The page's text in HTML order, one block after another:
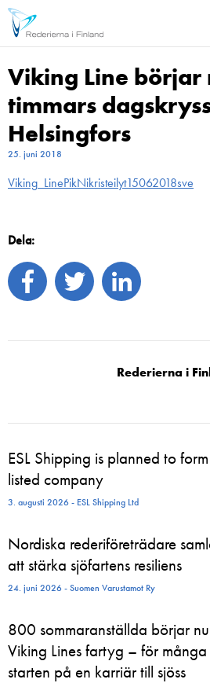
Viking Line börjar
timmars
Helsingfors
25. juni 2018
Viking_LinePikNikristeilyt15062018sve
Dela:
Rederierna i
ESL Shipping is planned to
listed company
3. augusti 2026 - ESL Shipping Ltd
Nordiska rederiföreträdare
att stärka sjöfartens resiliens
24. juni 2026 - Suomen Varustamot Ry
800 sommaranställda börjar
Viking Lines fartyg – för
starten på en karriär till sjöss